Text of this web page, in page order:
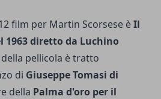
film per Martin Scorsese èIl
1963 diretto da Luchino
pellicola è tratto
di Giuseppe Tomasi di
della Palma d'oro per il